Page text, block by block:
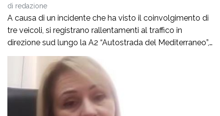
di redazione
A causa di un incidente che ha visto il coinvolgimento di
tre veicoli, si registrano rallentamenti al traffico in
direzione sud lungo la A2 “Autostrada del Mediterraneo”,
nel tratto compreso tra gli svincoli di Altilia Grimaldi (CS)
e San Mango D’Aquino (CZ). Sul posto è intervenuto il
personale Anas, il 118 e il soccorso meccanico […]